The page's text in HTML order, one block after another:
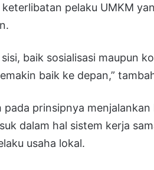
pelaku UMKM
baik sosialisasi maupun
baik ke depan,”
prinsipnya menjalankan
dalam hal sistem kerja
usaha lokal.